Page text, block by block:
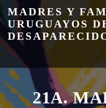
Skip
to
content
MADRES Y
URUGUAYOS
21A.